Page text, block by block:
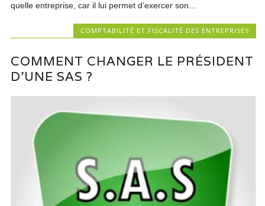
quelle entreprise, car il lui permet d’exercer son...
COMPTABILITÉ ET FISCALITÉ DES ENTREPRISES
COMMENT CHANGER LE PRÉSIDENT
D’UNE SAS ?